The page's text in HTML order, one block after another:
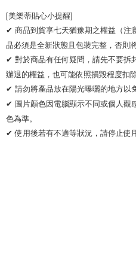
[美樂蒂貼心小提醒]
✔ 商品到貨享七天猶豫期之權益（注
品必須是全新狀態且包裝完整，否則
✔ 對於商品有任何疑問，請先不要拆
辦退的權益，也可能依照損毀程度扣
✔ 請勿將產品放在陽光曝曬的地方以
✔ 圖片顏色因電腦顯示不同或個人觀
色為準。
✔ 使用後若有不適等狀況，請停止使